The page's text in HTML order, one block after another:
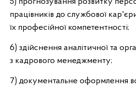
працівників до службової
їх професійної компетентності;
6) здійснення аналітичної та
з кадрового менеджменту;
7) документальне оформлення